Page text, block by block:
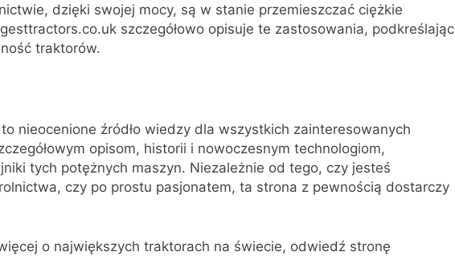
dzięki swojej mocy, są w stanie przemieszczać ciężkie
szczegółowo opisuje te zastosowania, podkreślając
traktorów.
nieocenione źródło wiedzy dla wszystkich zainteresowanych
opisom, historii i nowoczesnym technologiom,
tych potężnych maszyn. Niezależnie od tego, czy jesteś
czy po prostu pasjonatem, ta strona z pewnością dostarczy
o największych traktorach na świecie, odwiedź stronę